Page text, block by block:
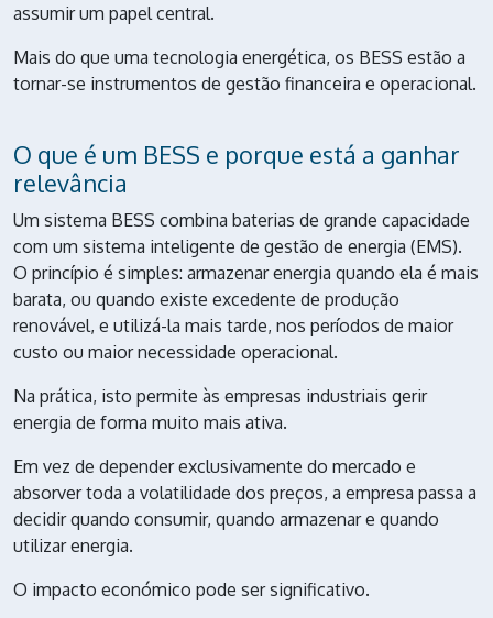
assumir um papel central.
Mais do que uma tecnologia energética, os BESS estão a
tornar-se instrumentos de gestão financeira e operacional.
O que é um BESS e porque está a ganhar
relevância
Um sistema BESS combina baterias de grande capacidade
com um sistema inteligente de gestão de energia (EMS).
O princípio é simples: armazenar energia quando ela é mais
barata, ou quando existe excedente de produção
renovável, e utilizá-la mais tarde, nos períodos de maior
custo ou maior necessidade operacional.
Na prática, isto permite às empresas industriais gerir
energia de forma muito mais ativa.
Em vez de depender exclusivamente do mercado e
absorver toda a volatilidade dos preços, a empresa passa a
decidir quando consumir, quando armazenar e quando
utilizar energia.
O impacto económico pode ser significativo.